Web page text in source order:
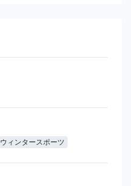
ウィンタースポーツ